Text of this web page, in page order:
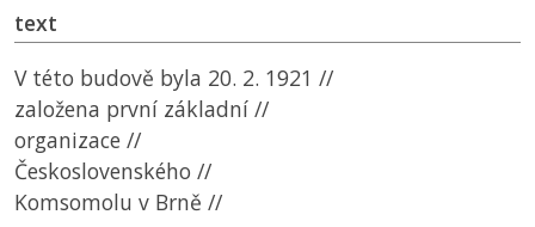
text
V této budově byla 20. 2. 1921 //
založena první základní //
organizace //
Československého //
Komsomolu v Brně //